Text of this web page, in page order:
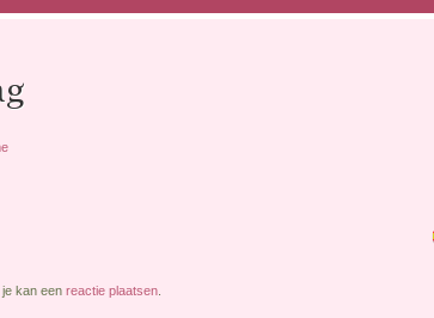
kan een reactie plaatsen.